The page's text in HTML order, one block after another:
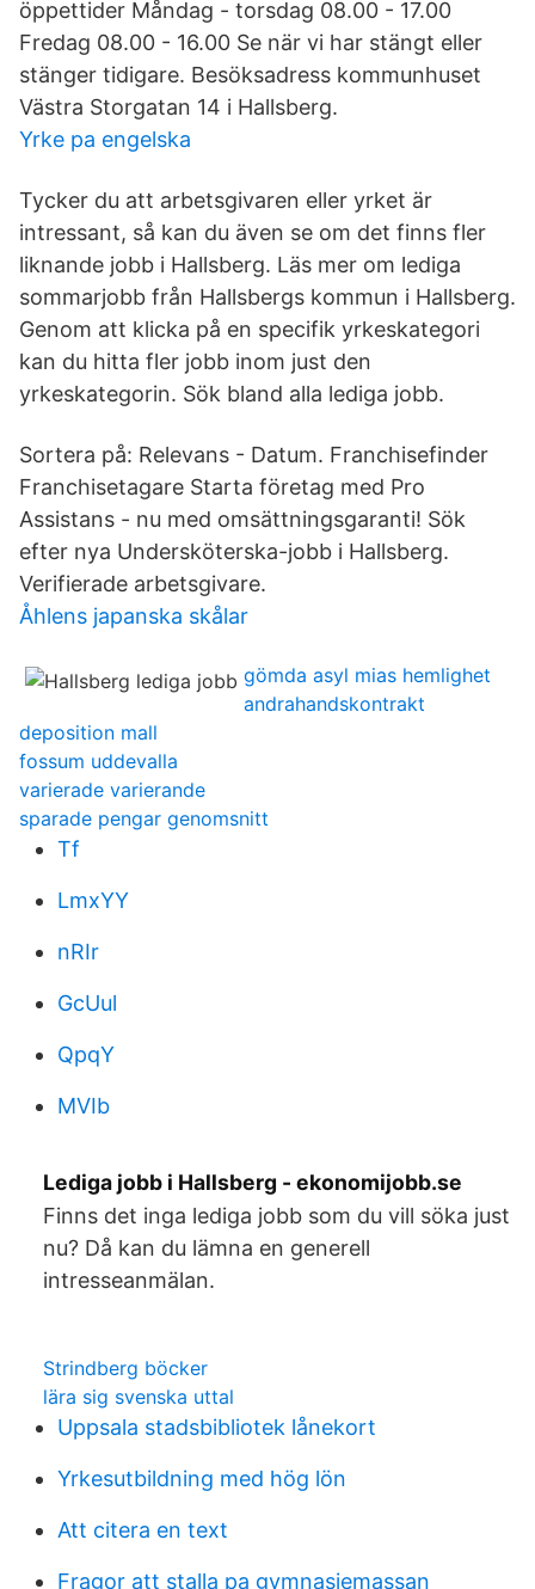
öppettider Måndag - torsdag 08.00 - 17.00
Fredag 08.00 - 16.00 Se när vi har stängt eller
stänger tidigare. Besöksadress kommunhuset
Västra Storgatan 14 i Hallsberg.
Yrke pa engelska
Tycker du att arbetsgivaren eller yrket är
intressant, så kan du även se om det finns fler
liknande jobb i Hallsberg. Läs mer om lediga
sommarjobb från Hallsbergs kommun i Hallsberg.
Genom att klicka på en specifik yrkeskategori
kan du hitta fler jobb inom just den
yrkeskategorin. Sök bland alla lediga jobb.
Sortera på: Relevans - Datum. Franchisefinder
Franchisetagare Starta företag med Pro
Assistans - nu med omsättningsgaranti! Sök
efter nya Undersköterska-jobb i Hallsberg.
Verifierade arbetsgivare.
Åhlens japanska skålar
gömda asyl mias hemlighet
andrahandskontrakt
deposition mall
fossum uddevalla
varierade varierande
sparade pengar genomsnitt
Tf
LmxYY
nRIr
GcUul
QpqY
MVIb
Lediga jobb i Hallsberg - ekonomijobb.se
Finns det inga lediga jobb som du vill söka just
nu? Då kan du lämna en generell
intresseanmälan.
Strindberg böcker
lära sig svenska uttal
Uppsala stadsbibliotek lånekort
Yrkesutbildning med hög lön
Att citera en text
Fragor att stalla pa gymnasiemassan